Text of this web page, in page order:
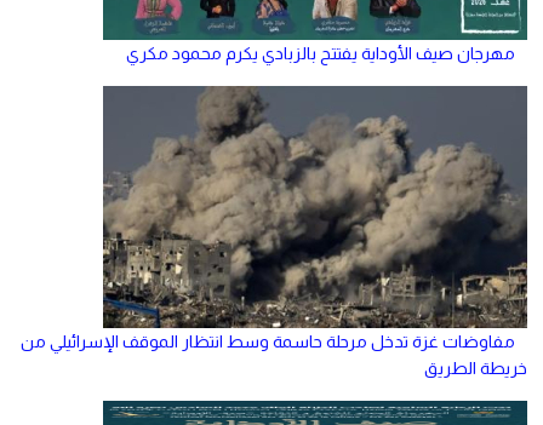
مهرجان صيف الأوداية يفتتح بالزبادي يكرم محمود مكري
مفاوضات غزة تدخل مرحلة حاسمة وسط انتظار الموقف الإسرائيلي من
خريطة الطريق